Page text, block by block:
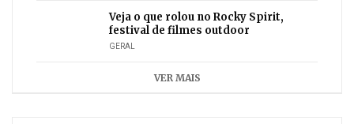
Veja o que rolou no Rocky Spirit,
festival de filmes outdoor
GERAL
VER MAIS